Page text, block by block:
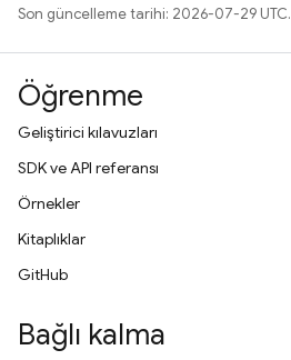
Son güncelleme tarihi: 2026-07-29 UTC.
Öğrenme
Geliştirici kılavuzları
SDK ve API referansı
Örnekler
Kitaplıklar
GitHub
Bağlı kalma